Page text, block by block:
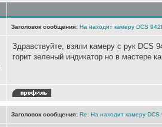
Заголовок сообщения: На находит камеру DCS
Здравствуйте, взяли камеру с рук DCS
горит зеленый индикатор но в мастере
Заголовок сообщения: Re: На находит камеру DCS